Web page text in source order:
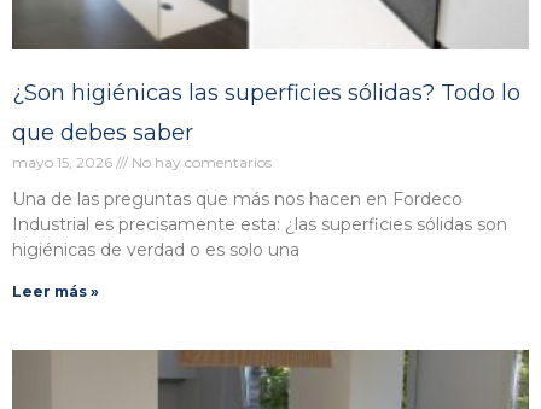
¿Son higiénicas las superficies sólidas? Todo lo
que debes saber
mayo 15, 2026 No hay comentarios
Una de las preguntas que más nos hacen en Fordeco
Industrial es precisamente esta: ¿las superficies sólidas son
higiénicas de verdad o es solo una
Leer más »